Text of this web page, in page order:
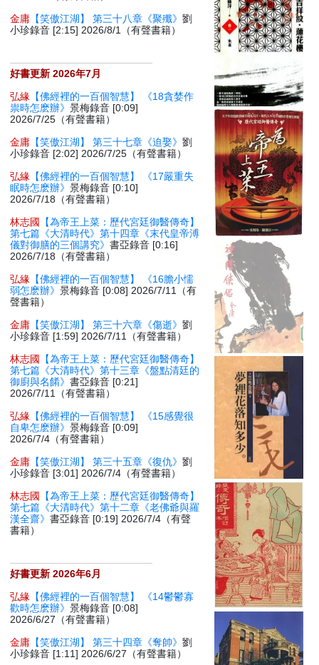
金庸 【笑傲江湖】 第三十八章《聚殲》劉
小珍錄音 [2:15] 2026/8/1（有聲書籍）
好書更新 2026年7月
弘緣 【佛經裡的一百個智慧】 《18貪婪作
祟時怎麽辦》景梅錄音 [0:09]
2026/7/25（有聲書籍）
金庸 【笑傲江湖】 第三十七章《迫娶》劉
小珍錄音 [2:02] 2026/7/25（有聲書籍）
弘緣 【佛經裡的一百個智慧】 《17嚴重失
眠時怎麽辦》景梅錄音 [0:10]
2026/7/18（有聲書籍）
林志國
【為帝王上菜：歷代宮廷御醫傳奇】
第七篇《大清時代》第十四章《末代皇帝溥
儀對御膳的三個講究》書亞錄音 [0:16]
2026/7/18（有聲書籍）
弘緣 【佛經裡的一百個智慧】 《16膽小懦
弱怎麽辦》景梅錄音 [0:08] 2026/7/11（有
聲書籍）
金庸 【笑傲江湖】 第三十六章《傷逝》劉
小珍錄音 [1:59] 2026/7/11（有聲書籍）
林志國
【為帝王上菜：歷代宮廷御醫傳奇】
第七篇《大清時代》第十三章《盤點清廷的
御廚與名餚》書亞錄音 [0:21]
2026/7/11（有聲書籍）
弘緣 【佛經裡的一百個智慧】 《15感覺很
自卑怎麽辦》景梅錄音 [0:09]
2026/7/4（有聲書籍）
金庸 【笑傲江湖】 第三十五章《復仇》劉
小珍錄音 [3:01] 2026/7/4（有聲書籍）
林志國
【為帝王上菜：歷代宮廷御醫傳奇】
第七篇《大清時代》第十二章《老佛爺與羅
漢全齋》書亞錄音 [0:19] 2026/7/4（有聲
書籍）
好書更新 2026年6月
弘緣 【佛經裡的一百個智慧】 《14鬱鬱寡
歡時怎麽辦》景梅錄音 [0:08]
2026/6/27（有聲書籍）
金庸 【笑傲江湖】 第三十四章《奪帥》劉
小珍錄音 [1:11] 2026/6/27（有聲書籍）